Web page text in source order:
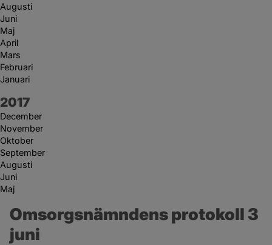
Augusti
Juni
Maj
April
Mars
Februari
Januari
År:
2017
December
November
Oktober
September
Augusti
Juni
Maj
Omsorgsnämndens protokoll 3
juni